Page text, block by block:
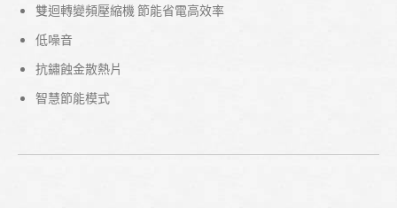
雙迴轉變頻壓縮機 節能省電高效率
低噪音
抗鏽蝕金散熱片
智慧節能模式